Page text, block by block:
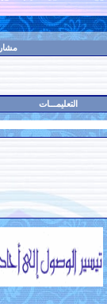
التعليمـــات